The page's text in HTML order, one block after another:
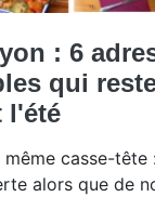
: 6
qui
l'été
casse-tête
alors que de